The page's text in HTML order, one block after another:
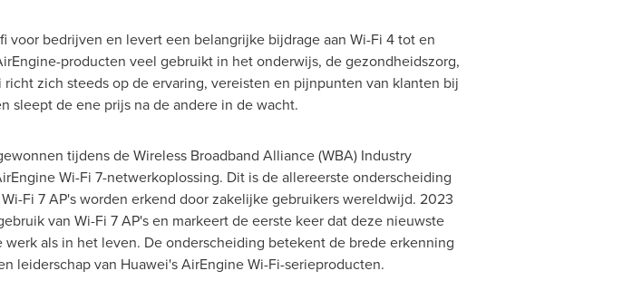
bedrijven en levert een belangrijke bijdrage aan Wi-Fi 4 tot en
producten veel gebruikt in het onderwijs, de gezondheidszorg,
zich steeds op de ervaring, vereisten en pijnpunten van klanten bij
sleept de ene prijs na de andere in de wacht.
tijdens de Wireless Broadband Alliance (WBA) Industry
Wi-Fi 7-netwerkoplossing. Dit is de allereerste onderscheiding
Fi 7 AP's worden erkend door zakelijke gebruikers wereldwijd. 2023
van Wi-Fi 7 AP's en markeert de eerste keer dat deze nieuwste
als in het leven. De onderscheiding betekent de brede erkenning
leiderschap van Huawei's AirEngine Wi-Fi-serieproducten.